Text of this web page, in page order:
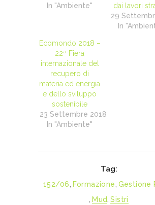
In "Ambiente"
dai lavori
29
In
Ecomondo 2018 –
22ª Fiera
internazionale del
recupero di
materia ed energia
e dello sviluppo
sostenibile
23 Settembre 2018
In "Ambiente"
Tag:
152/06 Formazione Gestione
Mud Sistri